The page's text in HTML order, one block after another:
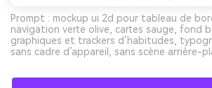
Prompt : mockup ui 2d pour tableau de
navigation verte olive, cartes sauge, fond
graphiques et trackers d’habitudes,
sans cadre d’appareil, sans scène arrière-